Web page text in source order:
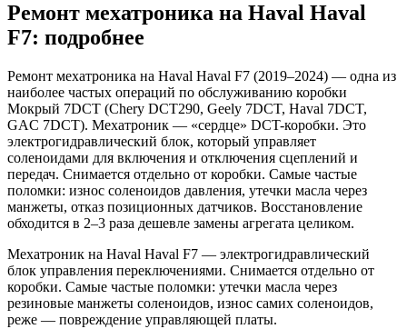
Ремонт мехатроника на Haval Haval
F7: подробнее
Ремонт мехатроника на Haval Haval F7 (2019–2024) — одна из
наиболее частых операций по обслуживанию коробки
Мокрый 7DCT (Chery DCT290, Geely 7DCT, Haval 7DCT,
GAC 7DCT). Мехатроник — «сердце» DCT-коробки. Это
электрогидравлический блок, который управляет
соленоидами для включения и отключения сцеплений и
передач. Снимается отдельно от коробки. Самые частые
поломки: износ соленоидов давления, утечки масла через
манжеты, отказ позиционных датчиков. Восстановление
обходится в 2–3 раза дешевле замены агрегата целиком.
Мехатроник на Haval Haval F7 — электрогидравлический
блок управления переключениями. Снимается отдельно от
коробки. Самые частые поломки: утечки масла через
резиновые манжеты соленоидов, износ самих соленоидов,
реже — повреждение управляющей платы.